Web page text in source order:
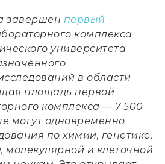
завершен первый
комплекса
университета
в области
площадь первой
комплекса — 7 500
могут одновременно
по химии, генетике,
молекулярной и клеточной